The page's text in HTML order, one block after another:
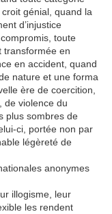
croit génial, quand la
d’injustice
toute
transformée en
en accident, quand
nature et une forma
ère de coercition,
de violence du
plus sombres de
ci, portée non par
légèreté de
anonymes
illogisme, leur
les rendent